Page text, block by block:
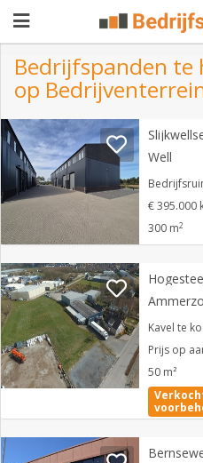
Pand
aanbieden
Pand
zoeken
Waarom
adverteren
Premium
adverteren
Blog
Registreren
Login
Bedrijfspanden te
op
Well
€ 395.000
300 m2
Kavel te
Prijs op
50 m²